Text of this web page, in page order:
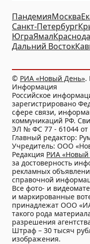
ПандемияМосква
Санкт-Петербург
ЮграЯмал
Дальний Восток
© РИА «Новый День».
Информация
Российское
зарегистрировано
сфере связи,
коммуникаций РФ.
ЭЛ № ФС 77 - 61044 от
Главный редактор:
Учредитель: ООО
Редакция РИА «Новый
за достоверность
рекламных
справочной
Все фото- и
и маркированные
принадлежат ООО
такого рода
разрешения
Штраф – 30 тысяч
изображения.